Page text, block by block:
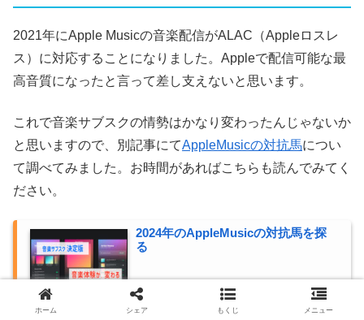
2021年にApple Musicの音楽配信がALAC（Appleロスレ
ス）に対応することになりました。Appleで配信可能な最
高音質になったと言って差し支えないと思います。
これで音楽サブスクの情勢はかなり変わったんじゃないか
と思いますので、別記事にてAppleMusicの対抗馬につい
て調べてみました。お時間があればこちらも読んでみてく
ださい。
2024年のAppleMusicの対抗馬を探
る
buchikuma.com 2024.03.20
ホーム シェア もくじ メニュー